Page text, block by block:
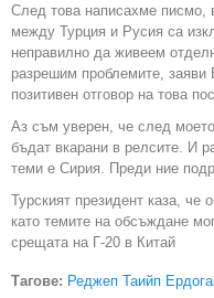
След това написахме писмо,
между Турция и Русия са
неправилно да живеем
разрешим проблемите, заяви
позитивен отговор на това
Аз съм уверен, че след
бъдат вкарани в релсите. И
теми е Сирия. Преди ние
Турският президент каза, че
като темите на обсъждане
срещата на Г-20 в Китай
Тагове: Реджеп Таийп